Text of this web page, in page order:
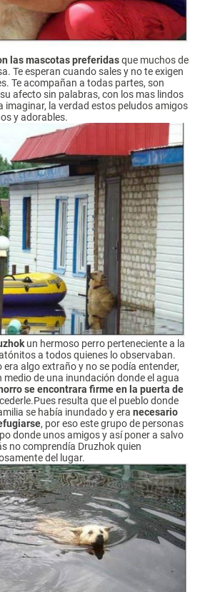
las mascotas preferidasque muchos de
Te esperan cuando sales y no te exigen
Te acompañan a todas partes, son
afecto sin palabras, con los mas lindos
imaginar, la verdad estos peludos amigos
y adorables.
un hermoso perro perteneciente a la
a todos quienes lo observaban.
algo extraño y no se podía entender,
medio de una inundación donde el agua
se encontrara firme en la puerta de
resulta que el pueblo donde
se había inundado y era necesario
, por eso este grupo de personas
donde unos amigos y así poner a salvo
no comprendía Druzhok quien
del lugar.